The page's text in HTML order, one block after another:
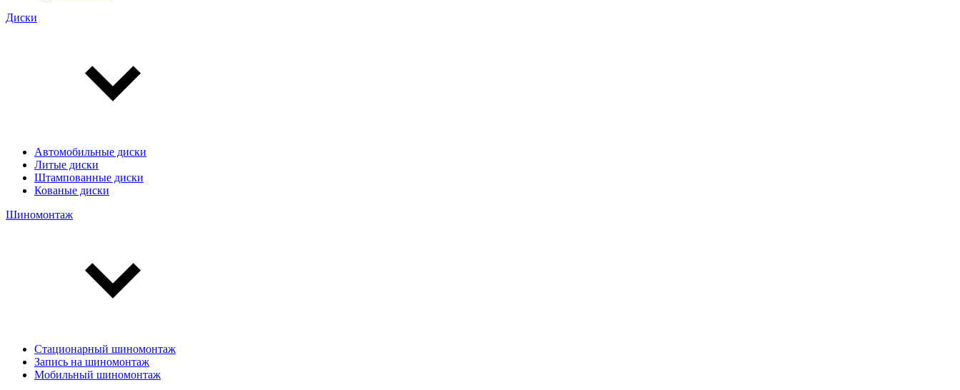
Диски
Автомобильные диски
Литые диски
Штампованные диски
Кованые диски
Шиномонтаж
Стационарный шиномонтаж
Запись на шиномонтаж
Мобильный шиномонтаж